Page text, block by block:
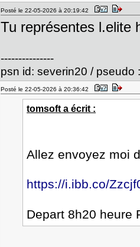
Posté le 22-05-2026 à 20:19:42
Tu représentes l.elite
---------------
psn id: severin20 / pseudo
Posté le 22-05-2026 à 20:36:42
tomsoft a écrit :
Allez envoyez moi
https://i.ibb.co/
Depart 8h20